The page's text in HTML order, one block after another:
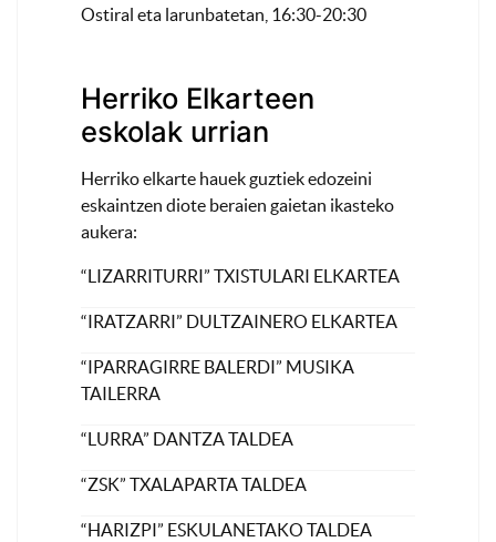
Ostiral eta larunbatetan, 16:30-20:30
Herriko Elkarteen
eskolak urrian
Herriko elkarte hauek guztiek edozeini
eskaintzen diote beraien gaietan ikasteko
aukera:
“LIZARRITURRI” TXISTULARI ELKARTEA
“IRATZARRI” DULTZAINERO ELKARTEA
“IPARRAGIRRE BALERDI” MUSIKA
TAILERRA
“LURRA” DANTZA TALDEA
“ZSK” TXALAPARTA TALDEA
“HARIZPI” ESKULANETAKO TALDEA